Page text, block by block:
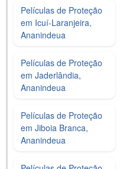
Películas de Proteção
em Icuí‑Laranjeira,
Ananindeua
Películas de Proteção
em Jaderlândia,
Ananindeua
Películas de Proteção
em Jiboia Branca,
Ananindeua